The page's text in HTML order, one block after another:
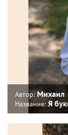
Автор: Михаил
Название: Я